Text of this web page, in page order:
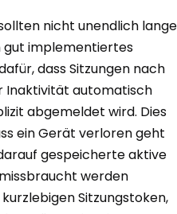
nicht unendlich lange
gut implementiertes
dass Sitzungen nach
Inaktivität automatisch
abgemeldet wird. Dies
ein Gerät verloren geht
gespeicherte aktive
werden
Sitzungstoken,